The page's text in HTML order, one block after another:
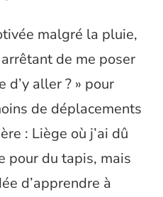
malgré la pluie,
de me poser
d’y aller ? » pour
de déplacements
: Liège où j’ai dû
pour du tapis, mais
d’apprendre à